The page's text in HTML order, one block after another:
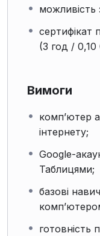
можливість
сертифікат
(3 год /
Вимоги
комп’ютер
інтернету;
Google-
Таблицями;
базові
готовність